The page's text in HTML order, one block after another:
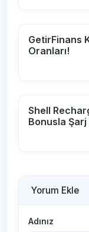
GetirFinans
Oranları!
Shell
Bonusla Şarj
Yorum Ekle
Adınız